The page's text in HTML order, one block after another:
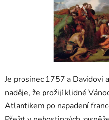
Je prosinec 1757 a Davidovi
naděje, že prožijí klidné
Atlantikem po napadení